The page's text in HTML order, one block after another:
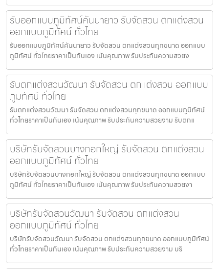
รับออกแบบภูมิทัศน์คันนายาว รับจัดสวน ตกแต่งสวน
ออกแบบภูมิทัศน์ ทั่วไทย
รับออกแบบภูมิทัศน์คันนายาว รับจัดสวน ตกแต่งสวนทุกขนาด ออกแบบ
ภูมิทัศน์ ทั่วไทยราคาเป็นกันเอง เน้นคุณภาพ รับประกันความสวยง
รับตกแต่งสวนวัฒนา รับจัดสวน ตกแต่งสวน ออกแบบ
ภูมิทัศน์ ทั่วไทย
รับตกแต่งสวนวัฒนา รับจัดสวน ตกแต่งสวนทุกขนาด ออกแบบภูมิทัศน์
ทั่วไทยราคาเป็นกันเอง เน้นคุณภาพ รับประกันความสวยงาม รับตกแ
บริษัทรับจัดสวนบางกอกใหญ่ รับจัดสวน ตกแต่งสวน
ออกแบบภูมิทัศน์ ทั่วไทย
บริษัทรับจัดสวนบางกอกใหญ่ รับจัดสวน ตกแต่งสวนทุกขนาด ออกแบบ
ภูมิทัศน์ ทั่วไทยราคาเป็นกันเอง เน้นคุณภาพ รับประกันความสวยงา
บริษัทรับจัดสวนวัฒนา รับจัดสวน ตกแต่งสวน
ออกแบบภูมิทัศน์ ทั่วไทย
บริษัทรับจัดสวนวัฒนา รับจัดสวน ตกแต่งสวนทุกขนาด ออกแบบภูมิทัศน์
ทั่วไทยราคาเป็นกันเอง เน้นคุณภาพ รับประกันความสวยงาม บริ